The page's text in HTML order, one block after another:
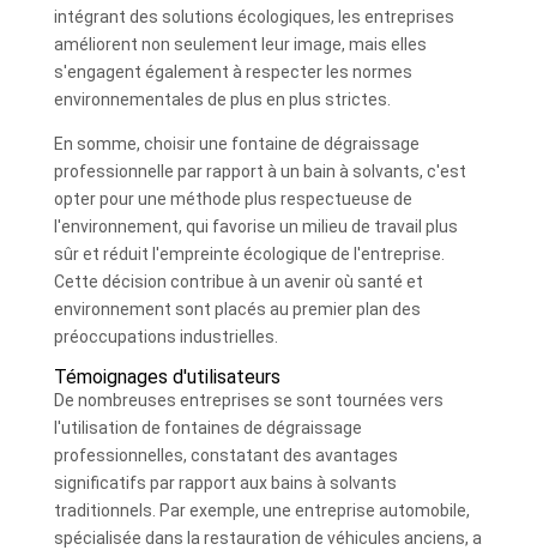
intégrant des solutions écologiques, les entreprises
améliorent non seulement leur image, mais elles
s'engagent également à respecter les normes
environnementales de plus en plus strictes.
En somme, choisir une fontaine de dégraissage
professionnelle par rapport à un bain à solvants, c'est
opter pour une méthode plus respectueuse de
l'environnement, qui favorise un milieu de travail plus
sûr et réduit l'empreinte écologique de l'entreprise.
Cette décision contribue à un avenir où santé et
environnement sont placés au premier plan des
préoccupations industrielles.
Témoignages d'utilisateurs
De nombreuses entreprises se sont tournées vers
l'utilisation de fontaines de dégraissage
professionnelles, constatant des avantages
significatifs par rapport aux bains à solvants
traditionnels. Par exemple, une entreprise automobile,
spécialisée dans la restauration de véhicules anciens, a